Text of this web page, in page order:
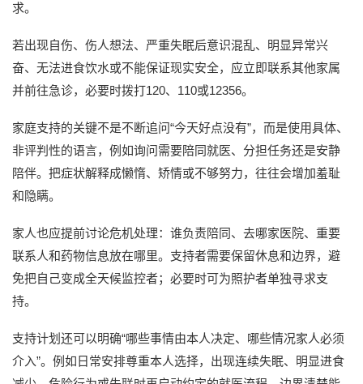
求。
若出现自伤、伤人想法、严重失眠后意识混乱、明显异常兴
奋、无法进食饮水或不能保证现实安全，应立即联系其他家属
并前往急诊，必要时拨打120、110或12356。
家庭支持的关键不是不断追问“今天好点没有”，而是使用具体、
非评判性的语言，例如询问需要陪同就医、分担任务还是安静
陪伴。把症状解释成懒惰、矫情或不够努力，往往会增加羞耻
和隐瞒。
家人也应提前讨论危机处理：谁负责陪同、去哪家医院、重要
联系人和药物信息放在哪里。支持者需要保留休息和边界，避
免把自己变成全天候监控者；必要时可为照护者单独寻求支
持。
支持计划还可以明确“哪些事情由本人决定、哪些情况家人必须
介入”。例如日常安排尊重本人选择，出现连续失眠、明显进食